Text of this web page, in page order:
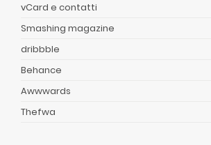
vCard e contatti
Smashing magazine
dribbble
Behance
Awwwards
Thefwa